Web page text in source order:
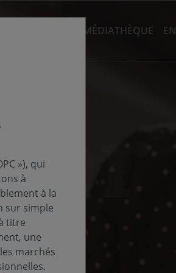
MÉDIATHÈQUE EN
»), qui
à
à la
sur simple
titre
une
marchés